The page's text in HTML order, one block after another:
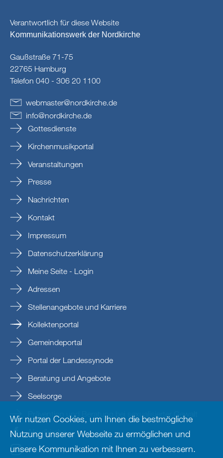
Verantwortlich für diese Website
Kommunikationswerk der Nordkirche
Gaußstraße 71-75
22765 Hamburg
Telefon 040 - 306 20 1100
webmaster@nordkirche.de
info@nordkirche.de
Gottesdienste
Kirchenmusikportal
Veranstaltungen
Presse
Nachrichten
Kontakt
Impressum
Datenschutzerklärung
Meine Seite - Login
Adressen
Stellenangebote und Karriere
Kollektenportal
Gemeindeportal
Portal der Landessynode
Beratung und Angebote
Seelsorge
Prävention und Beratung bei sexualisierter Gewalt
Nordkirche
nordkirche
Wir nutzen Cookies, um Ihnen die bestmögliche
Nutzung unserer Webseite zu ermöglichen und
unsere Kommunikation mit Ihnen zu verbessern.